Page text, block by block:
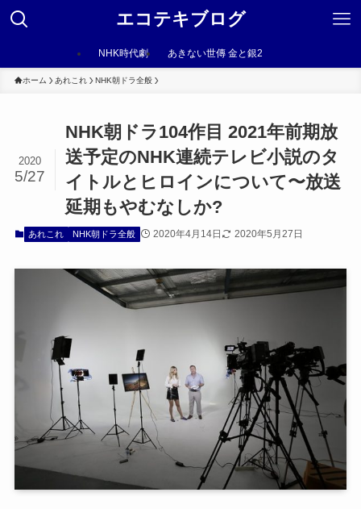
エコテキブログ
NHK時代劇 あきない世傳 金と銀2
ホーム あれこれ NHK朝ドラ全般
NHK朝ドラ104作目 2021年前期放
送予定のNHK連続テレビ小説のタ
イトルとヒロインについて〜放送
延期もやむなしか?
2020
5/27
あれこれ NHK朝ドラ全般 2020年4月14日 2020年5月27日